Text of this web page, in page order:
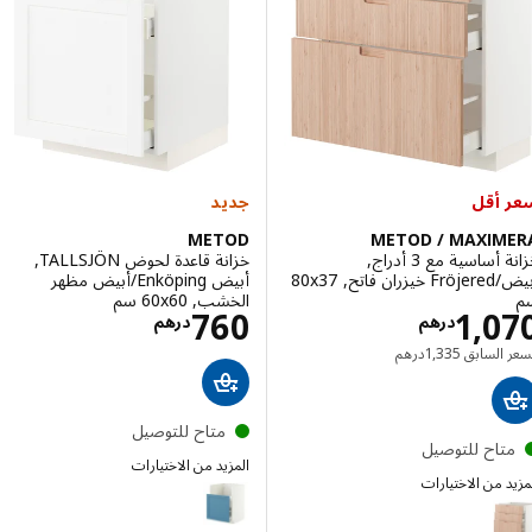
أقل
METOD /
خزانة أساسية مع 3 أدراج,
أبيض/Fröjered خيزران فاتح, ‎80x37
درهمالاسعار درهم 1070
السابق درهم1,335 السعر السابق درهم 1335
للتوصيل
من الاختيارات
METOD /
جديد
METOD
خزانة قاعدة لحوض TALLSJÖN,
أبيض Enköping/أبيض مظهر
الخشب, ‎60x60 سم‏
درهم760 الاسعار درهم
متاح للتوصيل
المزيد من الاختيارات
METOD